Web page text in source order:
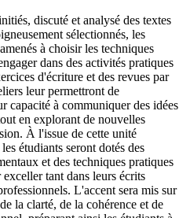
discuté et analysé des textes
sélectionnés, les
à choisir les techniques
dans des activités pratiques
d'écriture et des revues par
leur permettront de
capacité à communiquer des idées
en explorant de nouvelles
À l'issue de cette unité
étudiants seront dotés des
et des techniques pratiques
exceller tant dans leurs écrits
L'accent sera mis sur
la clarté, de la cohérence et de